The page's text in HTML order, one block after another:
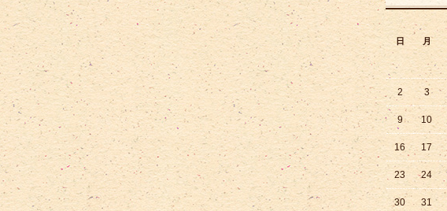
日 月
2 3
9 10
16 17
23 24
30 31